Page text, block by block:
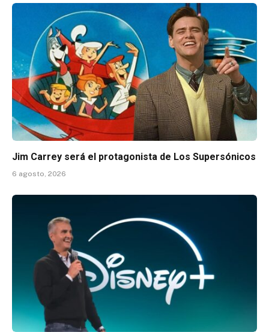
Jim Carrey será el protagonista de Los Supersónicos
6 agosto, 2026